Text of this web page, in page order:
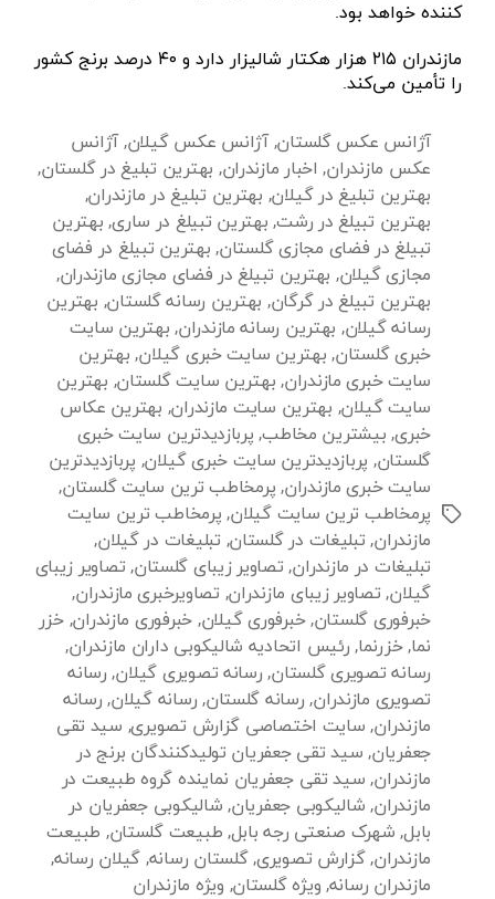
کننده خواهد بود.
مازندران ۲۱۵ هزار هکتار شالیزار دارد و ۴۰ درصد برنج کشور
را تأمین می‌کند.
برچسب‌ها
آژانس عکس گلستان,آژانس عکس گیلان,آژانس
عکس مازندران, اخبار مازندران, بهترین تبلیغ در گلستان,
بهترین تبلیغ در گیلان, بهترین تبلیغ در مازندران,
بهترین تبیلغ در رشت, بهترین تبیلغ در ساری, بهترین
تبیلغ در فضای مجازی گلستان, بهترین تبیلغ در فضای
مجازی گیلان, بهترین تبیلغ در فضای مجازی مازندران,
بهترین تبیلغ در گرگان, بهترین رسانه گلستان, بهترین
رسانه گیلان, بهترین رسانه مازندران, بهترین سایت
خبری گلستان, بهترین سایت خبری گیلان, بهترین
سایت خبری مازندران, بهترین سایت گلستان, بهترین
سایت گیلان, بهترین سایت مازندران, بهترین عکاس
خبری, بیشترین مخاطب, پربازدیدترین سایت خبری
گلستان, پربازدیدترین سایت خبری گیلان, پربازدیدترین
سایت خبری مازندران, پرمخاطب ترین سایت گلستان,
پرمخاطب ترین سایت گیلان, پرمخاطب ترین سایت
مازندران, تبلیغات در گلستان, تبلیغات در گیلان,
تبلیغات در مازندران, تصاویر زیبای گلستان, تصاویر زیبای
گیلان, تصاویر زیبای مازندران, تصاویرخبری مازندران,
خبرفوری گلستان,خبرفوری گیلان, خبرفوری مازندران,خزر
نما,خزرنما, رئیس اتحادیه شالیکوبی داران مازندران,
رسانه تصویری گلستان, رسانه تصویری گیلان, رسانه
تصویری مازندران, رسانه گلستان, رسانه گیلان, رسانه
مازندران, سایت اختصاصی گزارش تصویری, سید تقی
جعفریان, سید تقی جعفریان تولیدکنندگان برنج در
مازندران, سید تقی جعفریان نماینده گروه طبیعت در
مازندران, شالیکوبی جعفریان, شالیکوبی جعفریان در
بابل, شهرک صنعتی رجه بابل, طبیعت گلستان, طبیعت
مازندران,گزارش تصویری,گلستان رسانه, گیلان رسانه,
مازندران رسانه, ویژه گلستان, ویژه مازندران